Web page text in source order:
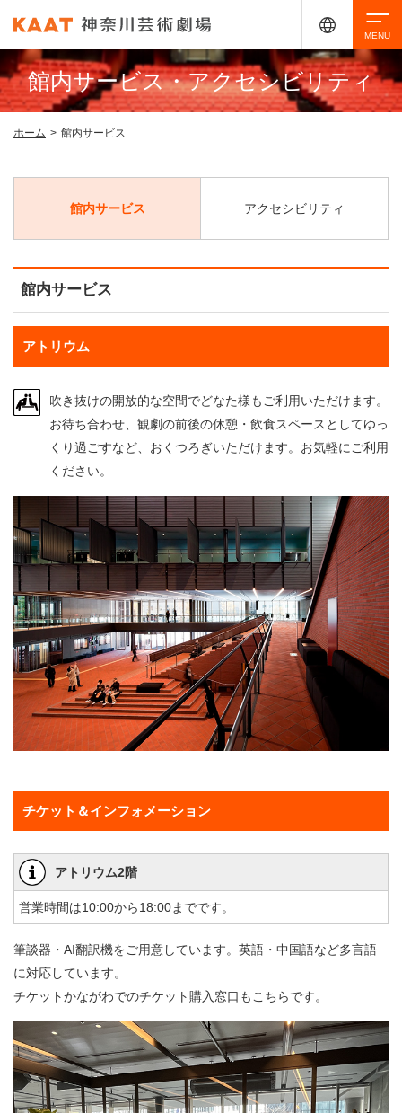
・ イベント一覧
・ イベントカレンダー
ご来場案内
・ 館内サービス・アクセシビリティ
・ フロアマップ
・ レストラン/カフェ
・ よくある質問
施設を借りる
KAATについて
・ ミッション
・ 施設概要
・ レストラン/カフェ
KAAT 神奈川芸術劇場
SNS
検索
館内サービス・アクセシビリティ
ホーム > 館内サービス
館内サービス アクセシビリティ
館内サービス
アトリウム
吹き抜けの開放的な空間でどなた様もご利用いただけます。
お待ち合わせ、観劇の前後の休憩・飲食スペースとしてゆっ
くり過ごすなど、おくつろぎいただけます。お気軽にご利用
ください。
チケット＆インフォメーション
アトリウム2階
営業時間は10:00から18:00までです。
筆談器・AI翻訳機をご用意しています。英語・中国語など多言語
に対応しています。
チケットかながわでのチケット購入窓口もこちらです。